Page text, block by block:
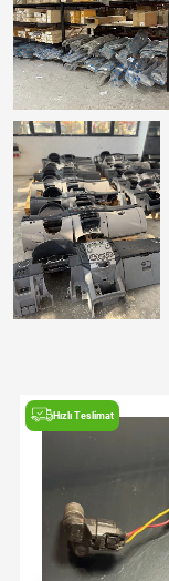
Hızlı Teslimat